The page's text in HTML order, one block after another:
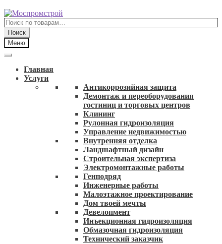
Перейти
к
навигации
Перейти
к
содержимому
Искать:
Поиск
Меню
Главная
Услуги
Антикоррозийная защита
Демонтаж и переоборудования
гостиниц и торговых центров
Клининг
Рулонная гидроизоляция
Управление недвижимостью
Внутренняя отделка
Ландшафтный дизайн
Строительная экспертиза
Электромонтажные работы
Генподряд
Инженерные работы
Малоэтажное проектирование
Дом твоей мечты
Девелопмент
Инъекционная гидроизоляция
Обмазочная гидроизоляция
Технический заказчик